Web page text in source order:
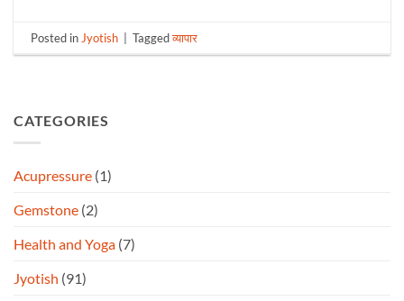
Posted in Jyotish | Taggedव्यापार
CATEGORIES
Acupressure (1)
Gemstone (2)
Health and Yoga (7)
Jyotish (91)